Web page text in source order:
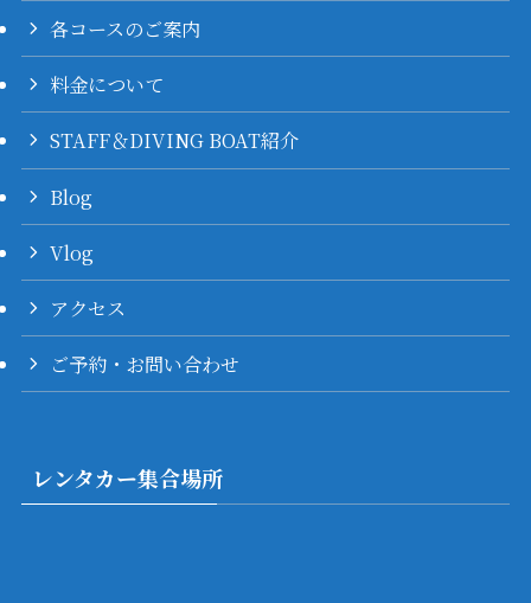
各コースのご案内
料金について
STAFF＆DIVING BOAT紹介
Blog
Vlog
アクセス
ご予約・お問い合わせ
レンタカー集合場所